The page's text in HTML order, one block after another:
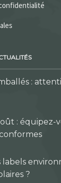
:
:
labels
?